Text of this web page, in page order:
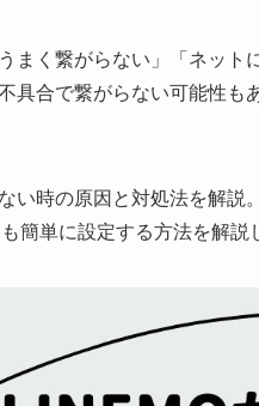
まく繋がらない」「ネット
具合で繋がらない可能性
い時の原因と対処法を解
簡単に設定する方法を解説